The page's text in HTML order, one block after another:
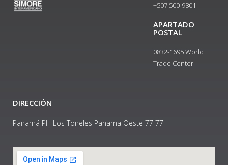
+507 500-9801​
APARTADO
POSTAL
0832-1695 World
Trade Center
DIRECCIÓN
Panamá PH Los Toneles Panama Oeste 77 77